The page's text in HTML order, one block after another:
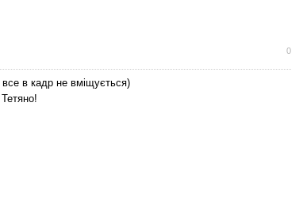
0
в кадр не вміщується)